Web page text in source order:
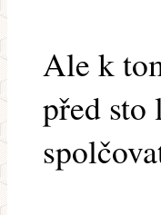
Ale k
před sto